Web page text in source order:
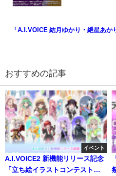
「A.I.VOICE 結月ゆかり・紲星あか
おすすめの記事
イベント
A.I.VOICE2 新機能リリース記念
「立ち絵イラストコンテスト